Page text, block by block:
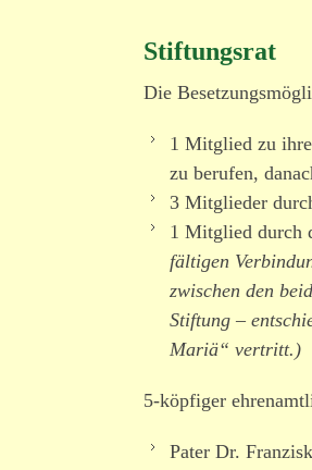
Stiftungsrat
Die
1 Mitglied zu
zu berufen,
3 Mitglieder
1 Mitglied durch
fäl­tigen
zwischen den
Stiftung –
Mariä“ vertritt.)
5-köpfiger
Pater Dr.